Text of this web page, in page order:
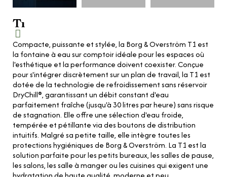
T1
Compacte, puissante et stylée, la Borg & Overström T1 est
la fontaine à eau sur comptoir idéale pour les espaces où
l'esthétique et la performance doivent coexister. Conçue
pour s'intégrer discrètement sur un plan de travail, la T1 est
dotée de la technologie de refroidissement sans réservoir
DryChill®, garantissant un débit constant d'eau
parfaitement fraîche (jusqu'à 30 litres par heure) sans risque
de stagnation. Elle offre une sélection d'eau froide,
tempérée et pétillante via des boutons de distribution
intuitifs. Malgré sa petite taille, elle intègre toutes les
protections hygiéniques de Borg & Overström. La T1 est la
solution parfaite pour les petits bureaux, les salles de pause,
les salons, les salle à manger ou les cuisines qui exigent une